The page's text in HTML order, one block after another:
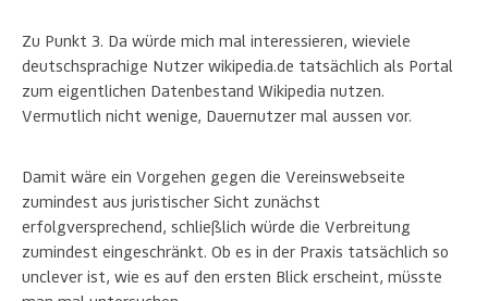
Zu Punkt 3. Da würde mich mal interessieren, wieviele
deutschsprachige Nutzer wikipedia.de tatsächlich als Portal
zum eigentlichen Datenbestand Wikipedia nutzen.
Vermutlich nicht wenige, Dauernutzer mal aussen vor.
Damit wäre ein Vorgehen gegen die Vereinswebseite
zumindest aus juristischer Sicht zunächst
erfolgversprechend, schließlich würde die Verbreitung
zumindest eingeschränkt. Ob es in der Praxis tatsächlich so
unclever ist, wie es auf den ersten Blick erscheint, müsste